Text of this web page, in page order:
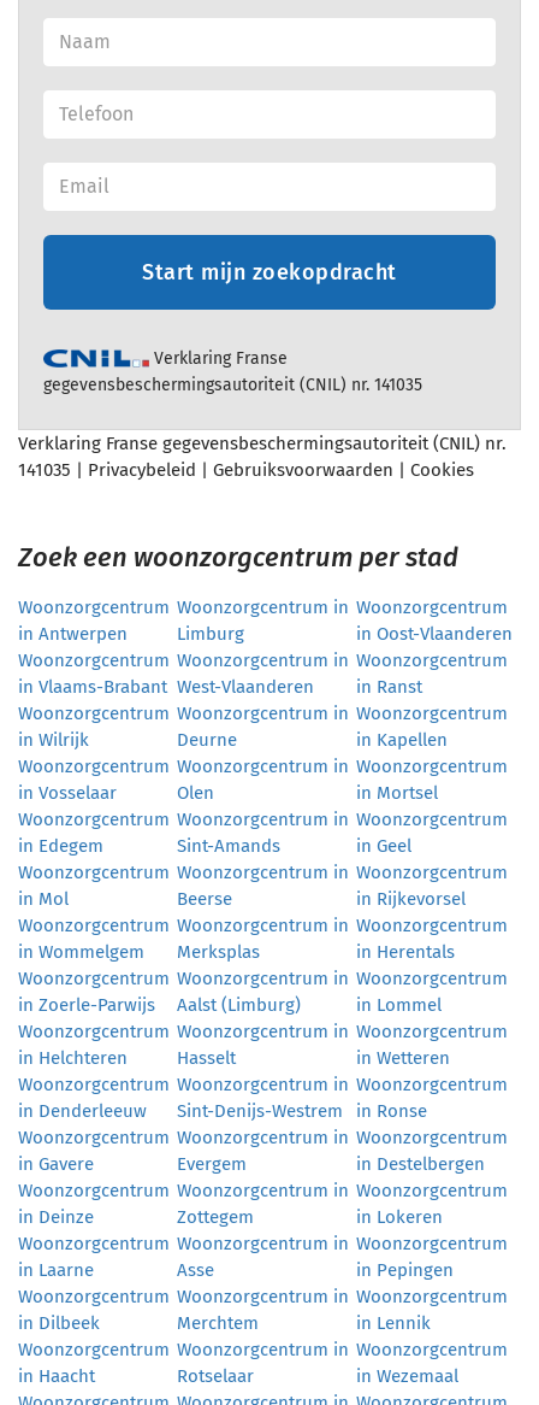
Start mijn zoekopdracht
Verklaring Franse
gegevensbeschermingsautoriteit (CNIL) nr. 141035
Verklaring Franse gegevensbeschermingsautoriteit (CNIL) nr.
141035 | Privacybeleid | Gebruiksvoorwaarden | Cookies
Zoek een woonzorgcentrum per stad
Woonzorgcentrum
in Antwerpen
Woonzorgcentrum in
Limburg
Woonzorgcentrum
in Oost-Vlaanderen
Woonzorgcentrum
in Vlaams-Brabant
Woonzorgcentrum in
West-Vlaanderen
Woonzorgcentrum
in Ranst
Woonzorgcentrum
in Wilrijk
Woonzorgcentrum in
Deurne
Woonzorgcentrum
in Kapellen
Woonzorgcentrum
in Vosselaar
Woonzorgcentrum in
Olen
Woonzorgcentrum
in Mortsel
Woonzorgcentrum
in Edegem
Woonzorgcentrum in
Sint-Amands
Woonzorgcentrum
in Geel
Woonzorgcentrum
in Mol
Woonzorgcentrum in
Beerse
Woonzorgcentrum
in Rijkevorsel
Woonzorgcentrum
in Wommelgem
Woonzorgcentrum in
Merksplas
Woonzorgcentrum
in Herentals
Woonzorgcentrum
in Zoerle-Parwijs
Woonzorgcentrum in
Aalst (Limburg)
Woonzorgcentrum
in Lommel
Woonzorgcentrum
in Helchteren
Woonzorgcentrum in
Hasselt
Woonzorgcentrum
in Wetteren
Woonzorgcentrum
in Denderleeuw
Woonzorgcentrum in
Sint-Denijs-Westrem
Woonzorgcentrum
in Ronse
Woonzorgcentrum
in Gavere
Woonzorgcentrum in
Evergem
Woonzorgcentrum
in Destelbergen
Woonzorgcentrum
in Deinze
Woonzorgcentrum in
Zottegem
Woonzorgcentrum
in Lokeren
Woonzorgcentrum
in Laarne
Woonzorgcentrum in
Asse
Woonzorgcentrum
in Pepingen
Woonzorgcentrum
in Dilbeek
Woonzorgcentrum in
Merchtem
Woonzorgcentrum
in Lennik
Woonzorgcentrum
in Haacht
Woonzorgcentrum in
Rotselaar
Woonzorgcentrum
in Wezemaal